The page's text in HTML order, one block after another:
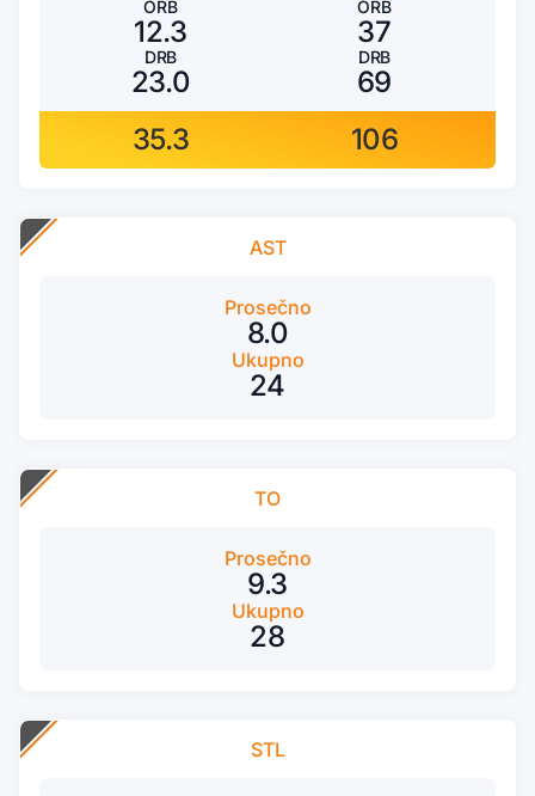
ORB
12.3
DRB
23.0
ORB
37
DRB
69
35.3
106
AST
Prosečno
8.0
Ukupno
24
TO
Prosečno
9.3
Ukupno
28
STL